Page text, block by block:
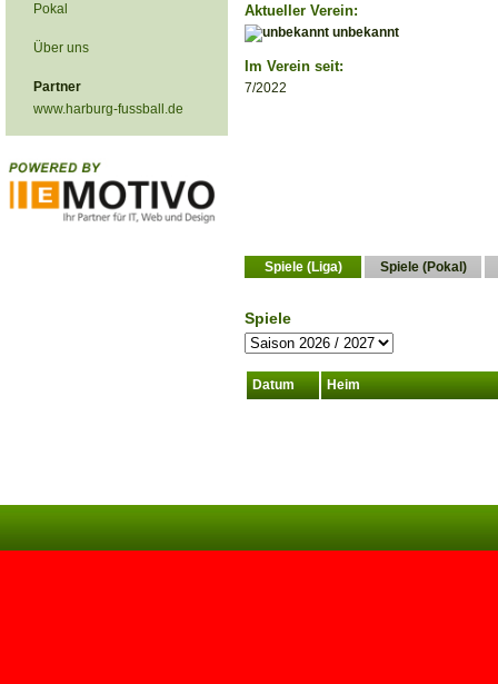
Pokal
Über uns
Partner
www.harburg-fussball.de
Aktueller Verein:
unbekannt
Im Verein seit:
7/2022
Spiele (Liga) Spiele (Pokal)
Spiele
Datum Heim